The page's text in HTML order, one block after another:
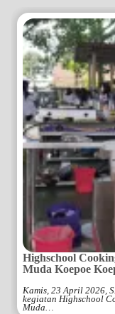
Highschool
Muda Koepoe
Kamis, 23 April 2026,
kegiatan Highschool
Muda…